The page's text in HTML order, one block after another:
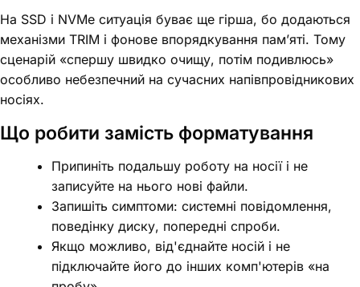
На SSD і NVMe ситуація буває ще гірша, бо додаються
механізми TRIM і фонове впорядкування пам’яті. Тому
сценарій «спершу швидко очищу, потім подивлюсь»
особливо небезпечний на сучасних напівпровідникових
носіях.
Що робити замість форматування
Припиніть подальшу роботу на носії і не
записуйте на нього нові файли.
Запишіть симптоми: системні повідомлення,
поведінку диску, попередні спроби.
Якщо можливо, від'єднайте носій і не
підключайте його до інших комп'ютерів «на